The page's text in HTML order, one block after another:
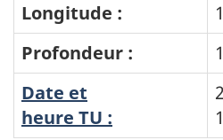
Longitude :
Profondeur :
Date et
heure TU :